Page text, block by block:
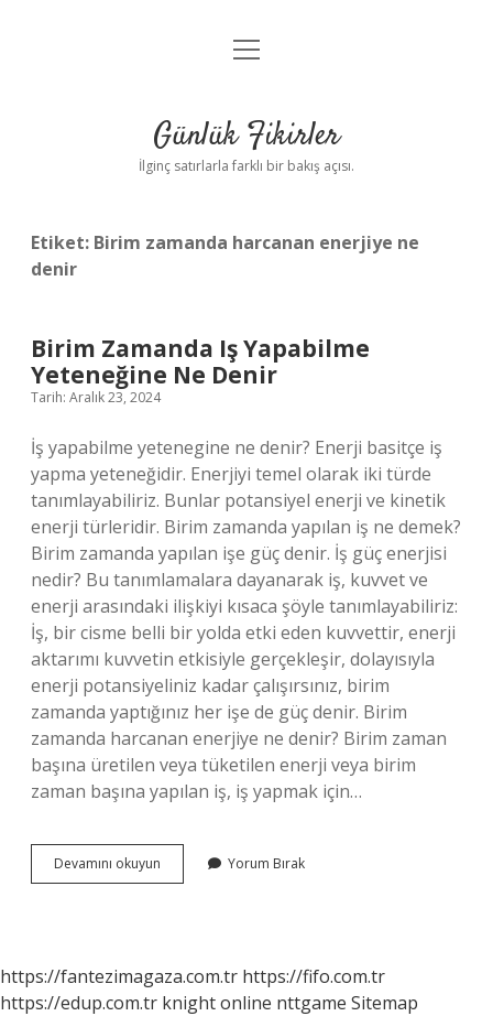
Anasayfa
Yasal Uyarı
menüyü
Günlük Fikirler
İlginç satırlarla farklı bir bakış açısı.
Etiket: Birim zamanda harcanan enerjiye ne
denir
Birim Zamanda Iş Yapabilme
Yeteneğine Ne Denir
Tarih: Aralık 23, 2024
İş yapabilme yetenegine ne denir? Enerji basitçe iş
yapma yeteneğidir. Enerjiyi temel olarak iki türde
tanımlayabiliriz. Bunlar potansiyel enerji ve kinetik
enerji türleridir. Birim zamanda yapılan iş ne demek?
Birim zamanda yapılan işe güç denir. İş güç enerjisi
nedir? Bu tanımlamalara dayanarak iş, kuvvet ve
enerji arasındaki ilişkiyi kısaca şöyle tanımlayabiliriz:
İş, bir cisme belli bir yolda etki eden kuvvettir, enerji
aktarımı kuvvetin etkisiyle gerçekleşir, dolayısıyla
enerji potansiyeliniz kadar çalışırsınız, birim
zamanda yaptığınız her işe de güç denir. Birim
zamanda harcanan enerjiye ne denir? Birim zaman
başına üretilen veya tüketilen enerji veya birim
zaman başına yapılan iş, iş yapmak için…
Devamını okuyun
Zamanda
Denir
Yorum Bırak
https://fantezimagaza.com.tr https://fifo.com.tr
https://edup.com.tr knight online nttgame Sitemap